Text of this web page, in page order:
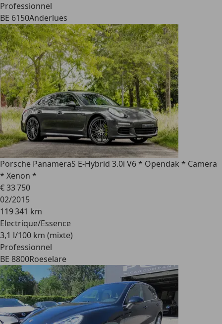
Professionnel
BE 6150Anderlues
Porsche PanameraS E-Hybrid 3.0i V6 * Opendak * Camera
* Xenon *
€ 33 750
02/2015
119 341 km
Electrique/Essence
3,1 l/100 km (mixte)
Professionnel
BE 8800Roeselare